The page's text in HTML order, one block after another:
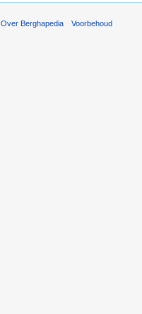
Over Berghapedia Voorbehoud